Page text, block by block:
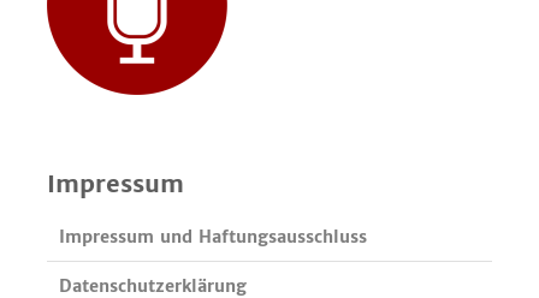
Impressum
Impressum und Haftungsausschluss
Datenschutzerklärung